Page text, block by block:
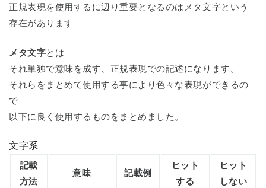
正規表現を使用するに辺り重要となるのはメタ文字という
存在があります
メタ文字とは
それ単独で意味を成す、正規表現での記述になります。
それらをまとめて使用する事により色々な表現ができるの
で
以下に良く使用するものをまとめました。
文字系
記載
方法
意味 記載例
ヒット
する
ヒット
しない